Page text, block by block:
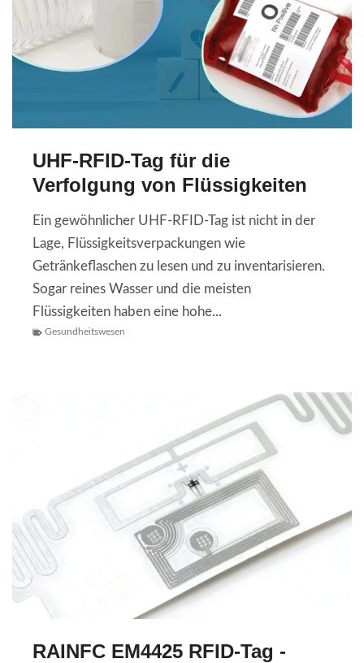
UHF-RFID-Tag für die
Verfolgung von Flüssigkeiten
Ein gewöhnlicher UHF-RFID-Tag ist nicht in der
Lage, Flüssigkeitsverpackungen wie
Getränkeflaschen zu lesen und zu inventarisieren.
Sogar reines Wasser und die meisten
Flüssigkeiten haben eine hohe...
Gesundheitswesen
RAINFC EM4425 RFID-Tag -